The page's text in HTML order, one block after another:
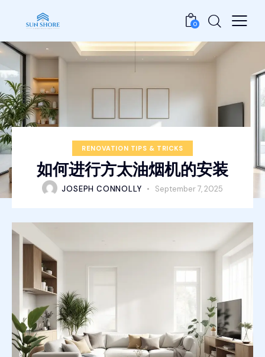
0
RENOVATION TIPS & TRICKS
如何进行方太油烟机的安装
JOSEPH CONNOLLY September 7, 2025